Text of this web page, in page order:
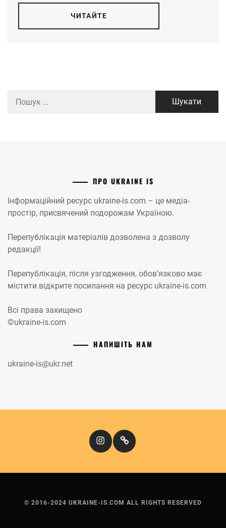
ЧИТАЙТЕ
ПРО UKRAINE IS
Інформаційний ресурс ukraine-is.com – це медіа-
простір, присвячений подорожам Україною.
Перепублікація матеріалів дозволена з дозволу
редакції!
Перепублікація, після узгодження, обов’язково має
містити відкрите посилання на ресурс ukraine-is.com
Всі права захищено
©ukraine-is.com
НАПИШІТЬ НАМ
ukraine-is@ukr.net
InstagramКіномандри
© 2016-2024 UKRAINE-IS.COM ALL RIGHTS RESERVED